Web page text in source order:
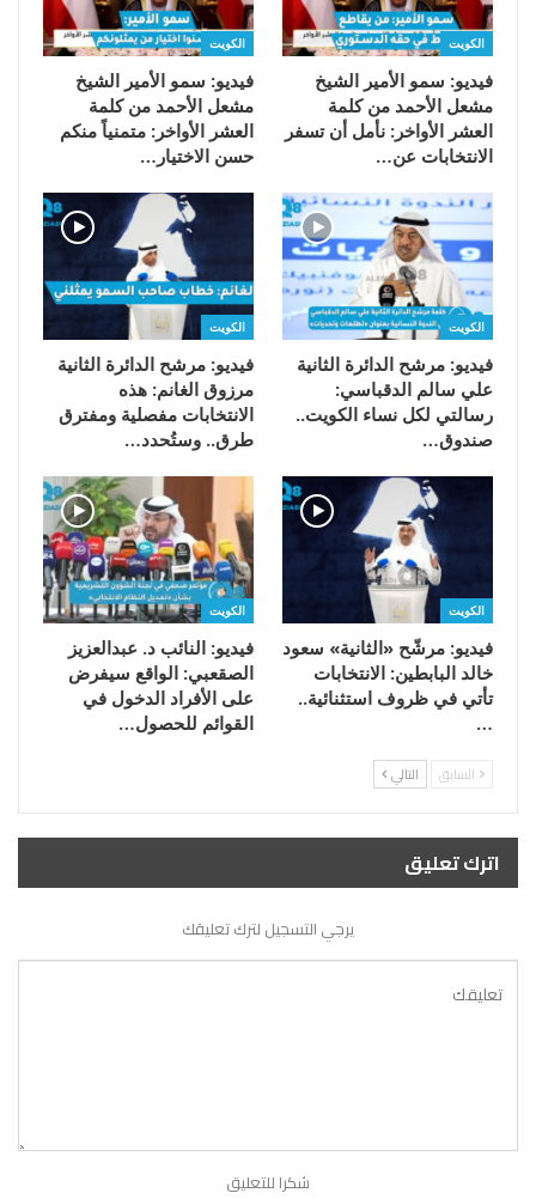
الكويت
فيديو: سمو الأمير الشيخ
مشعل الأحمد من كلمة
العشر الأواخر: نأمل أن تسفر
الانتخابات عن…
الكويت
فيديو: سمو الأمير الشيخ
مشعل الأحمد من كلمة
العشر الأواخر: متمنياً منكم
حسن الاختيار…
الكويت
فيديو: مرشح الدائرة الثانية
علي سالم الدقباسي:
رسالتي لكل نساء الكويت..
صندوق…
الكويت
فيديو: مرشح الدائرة الثانية
مرزوق الغانم: هذه
الانتخابات مفصلية ومفترق
طرق.. وستُحدد…
الكويت
فيديو: مرشّح «الثانية» سعود
خالد البابطين: الانتخابات
تأتي في ظروف استثنائية..
…
الكويت
فيديو: النائب د. عبدالعزيز
الصقعبي: الواقع سيفرض
على الأفراد الدخول في
القوائم للحصول…
السابق التالي
اترك تعليق
يرجي التسجيل لترك تعليقك
شكرا للتعليق